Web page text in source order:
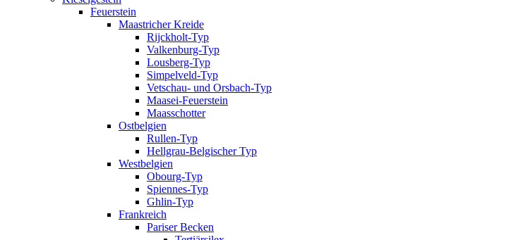
Feuerstein
Maastricher Kreide
Rijckholt-Typ
Valkenburg-Typ
Lousberg-Typ
Simpelveld-Typ
Vetschau- und Orsbach-Typ
Maasei-Feuerstein
Maasschotter
Ostbelgien
Rullen-Typ
Hellgrau-Belgischer Typ
Westbelgien
Obourg-Typ
Spiennes-Typ
Ghlin-Typ
Frankreich
Pariser Becken